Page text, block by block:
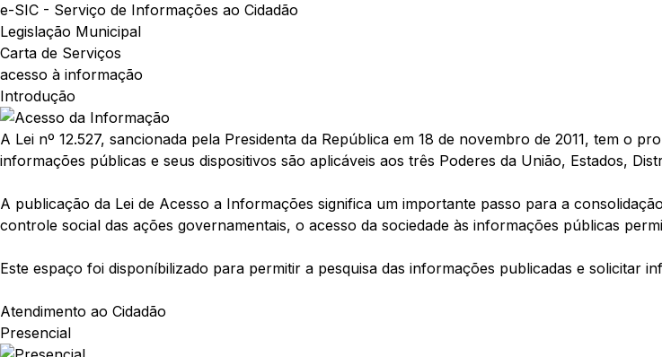
e-SIC - Serviço de Informações ao Cidadão
Legislação Municipal
Carta de Serviços
acesso à informação
Introdução
A Lei nº 12.527, sancionada pela Presidenta da República em 18 de novembro de 2011, tem o
informações públicas e seus dispositivos são aplicáveis aos três Poderes da União, Estados,
A publicação da Lei de Acesso a Informações significa um importante passo para a
controle social das ações governamentais, o acesso da sociedade às informações públicas
Este espaço foi disponíbilizado para permitir a pesquisa das informações publicadas e solicitar
Atendimento ao Cidadão
Presencial